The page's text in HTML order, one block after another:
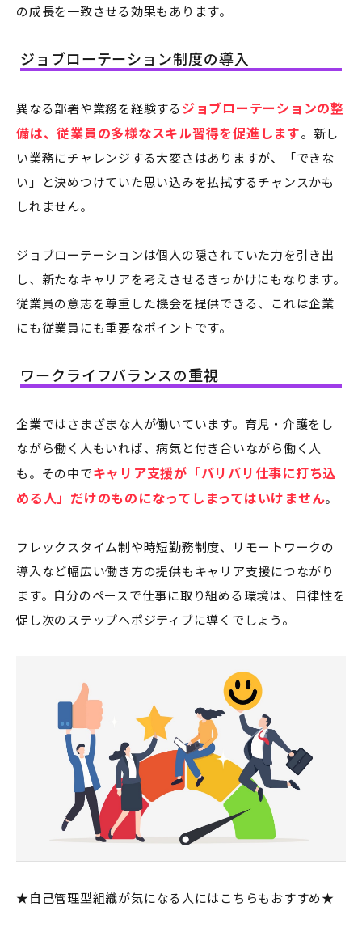
の成長を一致させる効果もあります。
ジョブローテーション制度の導入
異なる部署や業務を経験するジョブローテーションの整
備は、従業員の多様なスキル習得を促進します。新し
い業務にチャレンジする大変さはありますが、「できな
い」と決めつけていた思い込みを払拭するチャンスかも
しれません。
ジョブローテーションは個人の隠されていた力を引き出
し、新たなキャリアを考えさせるきっかけにもなります。
従業員の意志を尊重した機会を提供できる、これは企業
にも従業員にも重要なポイントです。
ワークライフバランスの重視
企業ではさまざまな人が働いています。育児・介護をし
ながら働く人もいれば、病気と付き合いながら働く人
も。その中でキャリア支援が「バリバリ仕事に打ち込
める人」だけのものになってしまってはいけません。
フレックスタイム制や時短勤務制度、リモートワークの
導入など幅広い働き方の提供もキャリア支援につながり
ます。自分のペースで仕事に取り組める環境は、自律性を
促し次のステップへポジティブに導くでしょう。
★自己管理型組織が気になる人にはこちらもおすすめ★